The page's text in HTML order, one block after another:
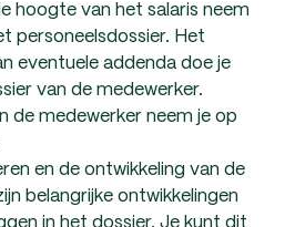
hoogte van het salaris neem
personeelsdossier. Het
eventuele addenda doe je
van de medewerker.
de medewerker neem je op
en de ontwikkeling van de
belangrijke ontwikkelingen
in het dossier. Je kunt dit